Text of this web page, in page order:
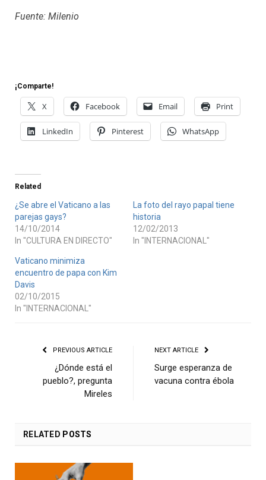
Fuente: Milenio
¡Comparte!
X Facebook Email Print
LinkedIn Pinterest WhatsApp
Related
¿Se abre el Vaticano a las
parejas gays?
14/10/2014
In "CULTURA EN DIRECTO"
La foto del rayo papal tiene
historia
12/02/2013
In "INTERNACIONAL"
Vaticano minimiza
encuentro de papa con Kim
Davis
02/10/2015
In "INTERNACIONAL"
PREVIOUS ARTICLE
¿Dónde está el
pueblo?, pregunta
Mireles
NEXT ARTICLE
Surge esperanza de
vacuna contra ébola
RELATED POSTS